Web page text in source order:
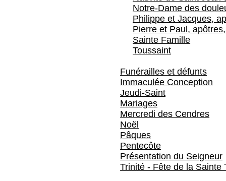
Notre-Dame des
Philippe et Jacques,
Pierre et Paul,
Sainte Famille
Toussaint
Funérailles et défunts
Immaculée Conception
Jeudi-Saint
Mariages
Mercredi des Cendres
Noël
Pâques
Pentecôte
Présentation du Seigneur
Trinité - Fête de la Sainte